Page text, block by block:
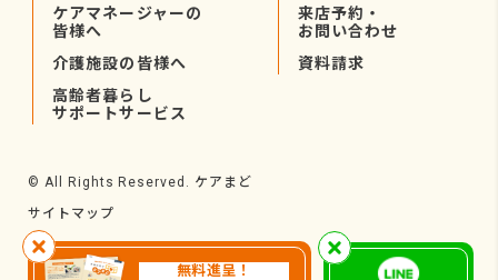
無料進呈！
ケアマネージャーの
皆様へ
介護施設の皆様へ
高齢者暮らし
サポートサービス
来店予約・
お問い合わせ
資料請求
© All Rights Reserved. ケアまど
サイトマップ